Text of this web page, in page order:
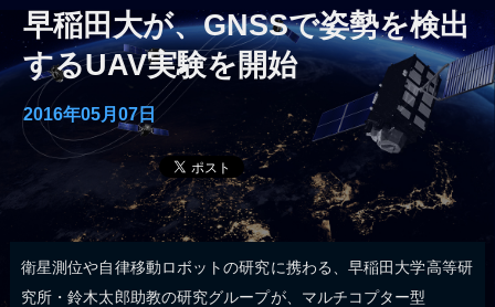
早稲田大が、GNSSで姿勢を検出
するUAV実験を開始
2016年05月07日
衛星測位や自律移動ロボットの研究に携わる、早稲田大学高等研
究所・鈴木太郎助教の研究グループが、マルチコプター型